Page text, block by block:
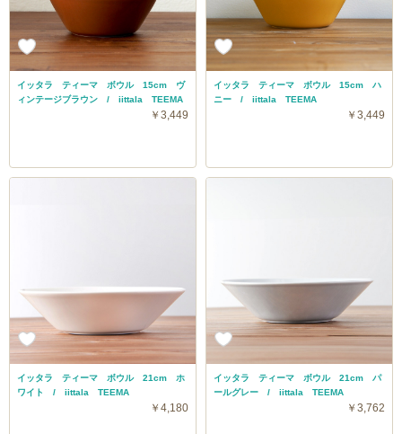
イッタラ ティーマ ボウル 15cm ヴ
ィンテージブラウン / iittala TEEMA
￥3,449
イッタラ ティーマ ボウル 15cm ハ
ニー / iittala TEEMA
￥3,449
イッタラ ティーマ ボウル 21cm ホ
ワイト / iittala TEEMA
￥4,180
イッタラ ティーマ ボウル 21cm パ
ールグレー / iittala TEEMA
￥3,762